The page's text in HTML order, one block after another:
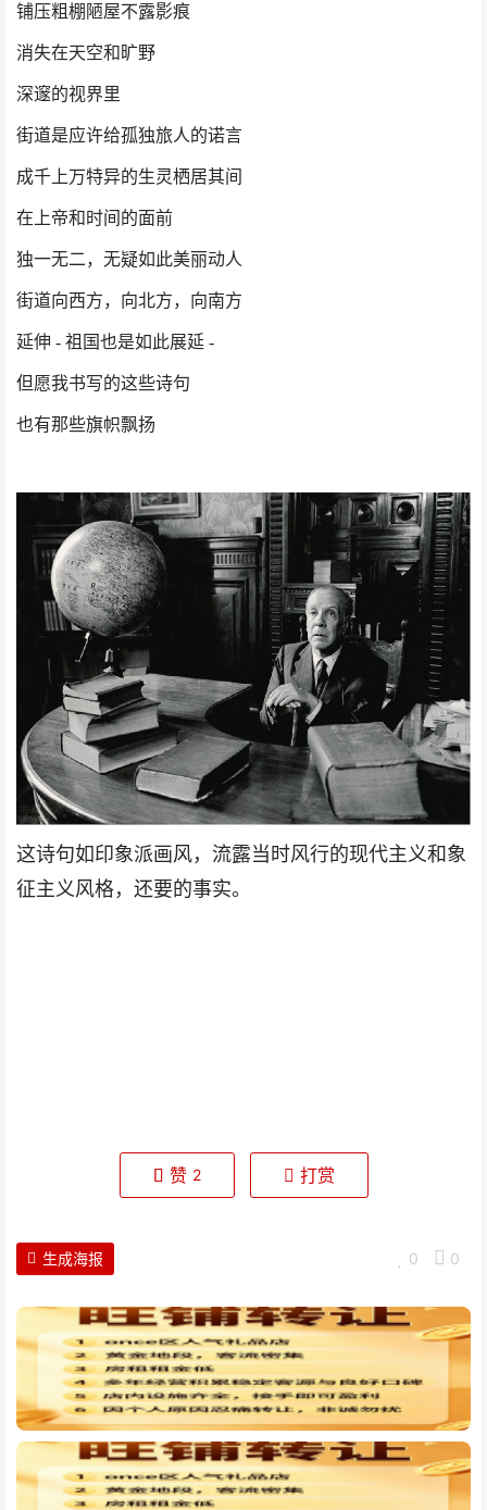
铺压粗棚陋屋不露影痕
消失在天空和旷野
深邃的视界里
街道是应许给孤独旅人的诺言
成千上万特异的生灵栖居其间
在上帝和时间的面前
独一无二，无疑如此美丽动人
街道向西方，向北方，向南方
延伸 - 祖国也是如此展延 -
但愿我书写的这些诗句
也有那些旗帜飘扬
这诗句如印象派画风，流露当时风行的现代主义和象
征主义风格，还要的事实。
赞 2 打赏
0 0
生成海报